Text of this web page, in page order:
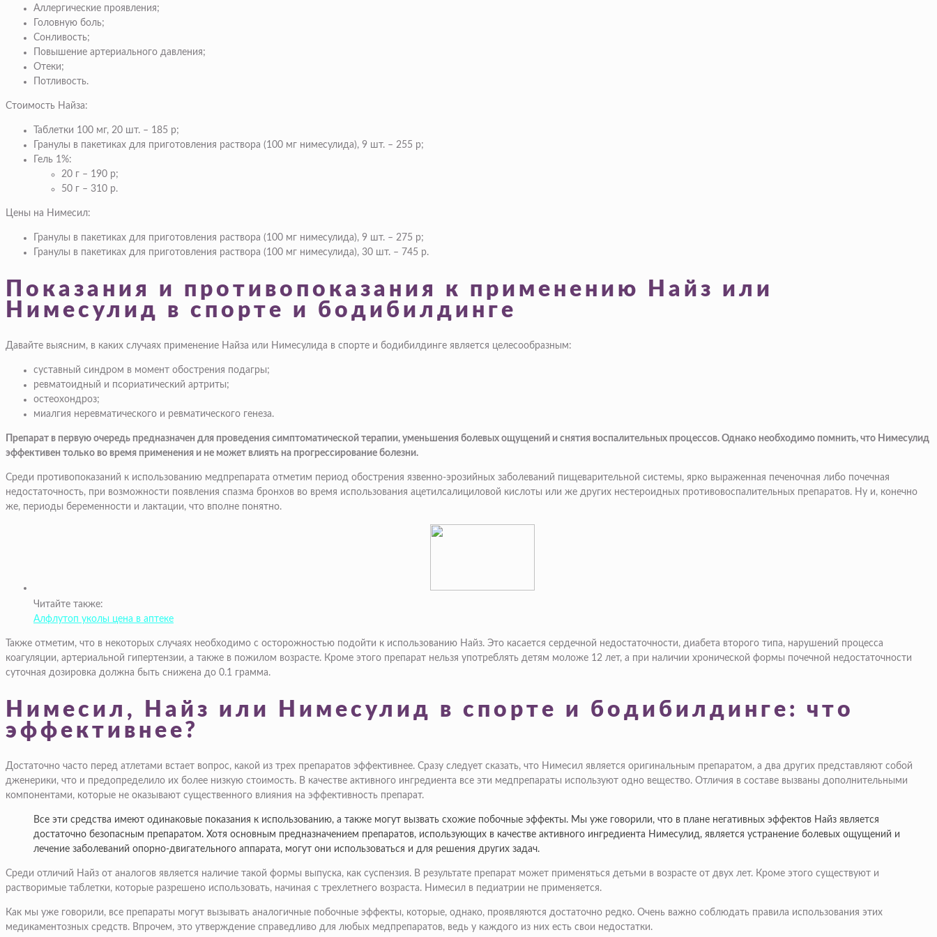
Аллергические проявления;
Головную боль;
Сонливость;
Повышение артериального давления;
Отеки;
Потливость.
Стоимость Найза:
Таблетки 100 мг, 20 шт. – 185 р;
Гранулы в пакетиках для приготовления раствора (100 мг нимесулида), 9 шт. – 255 р;
Гель 1%:
20 г – 190 р;
50 г – 310 р.
Цены на Нимесил:
Гранулы в пакетиках для приготовления раствора (100 мг нимесулида), 9 шт. – 275 р;
Гранулы в пакетиках для приготовления раствора (100 мг нимесулида), 30 шт. – 745 р.
Показания и противопоказания к применению Найз или
Нимесулид в спорте и бодибилдинге
Давайте выясним, в каких случаях применение Найза или Нимесулида в спорте и бодибилдинге является целесообразным:
суставный синдром в момент обострения подагры;
ревматоидный и псориатический артриты;
остеохондроз;
миалгия неревматического и ревматического генеза.
Препарат в первую очередь предназначен для проведения симптоматической терапии, уменьшения болевых ощущений и снятия воспалительных процессов. Однако необходимо помнить, что Нимесулид
эффективен только во время применения и не может влиять на прогрессирование болезни.
Среди противопоказаний к использованию медпрепарата отметим период обострения язвенно-эрозийных заболеваний пищеварительной системы, ярко выраженная печеночная либо почечная
недостаточность, при возможности появления спазма бронхов во время использования ацетилсалициловой кислоты или же других нестероидных противовоспалительных препаратов. Ну и, конечно
же, периоды беременности и лактации, что вполне понятно.
Читайте также:
Алфлутоп уколы цена в аптеке
Также отметим, что в некоторых случаях необходимо с осторожностью подойти к использованию Найз. Это касается сердечной недостаточности, диабета второго типа, нарушений процесса
коагуляции, артериальной гипертензии, а также в пожилом возрасте. Кроме этого препарат нельзя употреблять детям моложе 12 лет, а при наличии хронической формы почечной недостаточности
суточная дозировка должна быть снижена до 0.1 грамма.
Нимесил, Найз или Нимесулид в спорте и бодибилдинге: что
эффективнее?
Достаточно часто перед атлетами встает вопрос, какой из трех препаратов эффективнее. Сразу следует сказать, что Нимесил является оригинальным препаратом, а два других представляют собой
дженерики, что и предопределило их более низкую стоимость. В качестве активного ингредиента все эти медпрепараты используют одно вещество. Отличия в составе вызваны дополнительными
компонентами, которые не оказывают существенного влияния на эффективность препарат.
Все эти средства имеют одинаковые показания к использованию, а также могут вызвать схожие побочные эффекты. Мы уже говорили, что в плане негативных эффектов Найз является
достаточно безопасным препаратом. Хотя основным предназначением препаратов, использующих в качестве активного ингредиента Нимесулид, является устранение болевых ощущений и
лечение заболеваний опорно-двигательного аппарата, могут они использоваться и для решения других задач.
Среди отличий Найз от аналогов является наличие такой формы выпуска, как суспензия. В результате препарат может применяться детьми в возрасте от двух лет. Кроме этого существуют и
растворимые таблетки, которые разрешено использовать, начиная с трехлетнего возраста. Нимесил в педиатрии не применяется.
Как мы уже говорили, все препараты могут вызывать аналогичные побочные эффекты, которые, однако, проявляются достаточно редко. Очень важно соблюдать правила использования этих
медикаментозных средств. Впрочем, это утверждение справедливо для любых медпрепаратов, ведь у каждого из них есть свои недостатки.